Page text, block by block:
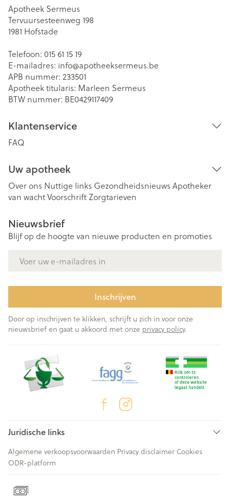
Apotheek Sermeus
Tervuursesteenweg 198
1981 Hofstade
Telefoon: 015 61 15 19
E-mailadres: info@apotheeksermeus.be
APB nummer: 233501
Apotheek titularis: Marleen Sermeus
BTW nummer: BE0429117409
Klantenservice
FAQ
Uw apotheek
Over ons Nuttige links Gezondheidsnieuws Apotheker
van wachtVoorschriftZorgtarieven
Nieuwsbrief
Blijf op de hoogte van nieuwe producten en promoties
Inschrijven
Door op inschrijven te klikken, schrijft u zich in voor onze
nieuwsbrief en gaat u akkoord met onze privacy policy.
Juridische links
Algemene verkoopsvoorwaarden Privacy disclaimer Cookies
ODR-platform